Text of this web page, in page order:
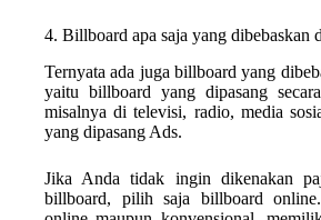
4. Billboard apa saja yang dibebaskan
Ternyata ada juga billboard yang
yaitu billboard yang dipasang
misalnya di televisi, radio, media
yang dipasang Ads.
Jika Anda tidak ingin dikenakan
billboard, pilih saja billboard